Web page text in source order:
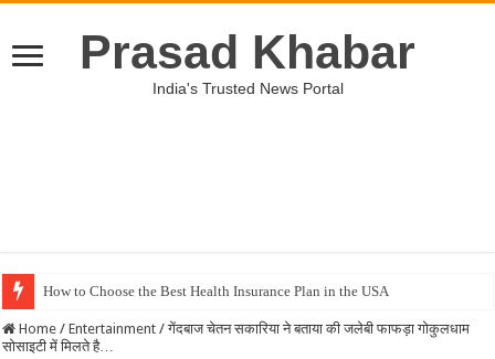
Prasad Khabar
India's Trusted News Portal
How to Choose the Best Health Insurance Plan in the USA
Home / Entertainment / गेंदबाज चेतन सकारिया ने बताया की जलेबी फाफड़ा गोकुलधाम
सोसाइटी में मिलते है…